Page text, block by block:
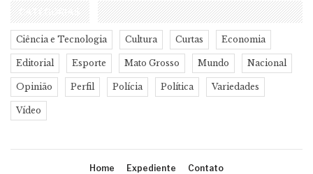
CATEGORIAS
Ciência e Tecnologia Cultura Curtas Economia
Editorial Esporte Mato Grosso Mundo Nacional
Opinião Perfil Polícia Política Variedades
Vídeo
Home Expediente Contato